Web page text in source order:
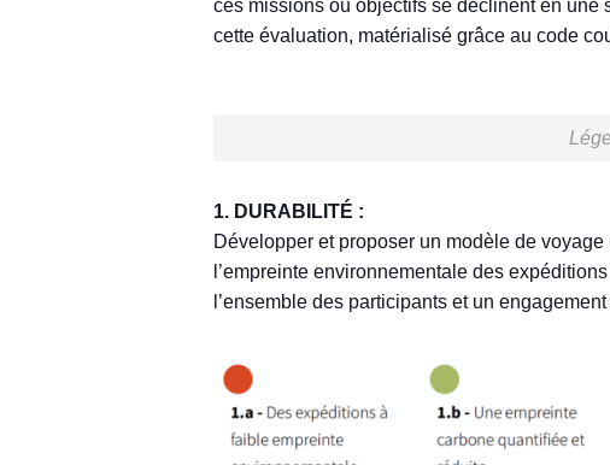
ces missions ou objectifs se déclinent en une
cette évaluation, matérialisé grâce au code
1. DURABILITÉ :
Développer et proposer un modèle de
l’empreinte environnementale des
l’ensemble des participants et un